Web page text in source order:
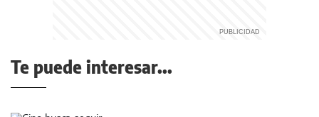
Te puede interesar...